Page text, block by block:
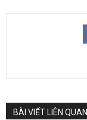
BÀI VIẾT LIÊN QUAN